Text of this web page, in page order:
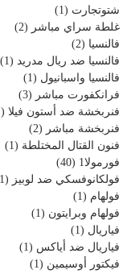
شتوتجارت (1)
غلطة سراي مباشر (2)
فالنسيا (2)
فالنسيا ضد ريال مدريد (1)
فالنسيا واسبانيول (1)
فرانكفورت مباشر (3)
فنربخشة ضد أستون فيلا (1)
فنربخشة مباشر (2)
فنون القتال المختلطة (1)
فورمولا1
(40)
فولكانوفسكي ضد لوبيز (1)
فولهام (1)
فولهام وبرايتون (1)
فياريال (1)
فياريال ضد أياكس (1)
فيكتور أوسيمين (1)